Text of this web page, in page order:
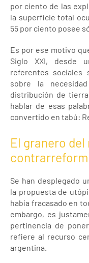
por ciento de las
la superficie total
55 por ciento posee
Es por ese motivo
Siglo XXI, desde
referentes sociales
sobre la
distribución de
hablar de esas
convertido en tabú:
El granero
Se han desplegado
la propuesta de
había fracasado en
embargo, es
pertinencia de
refiere al recurso
argentina.